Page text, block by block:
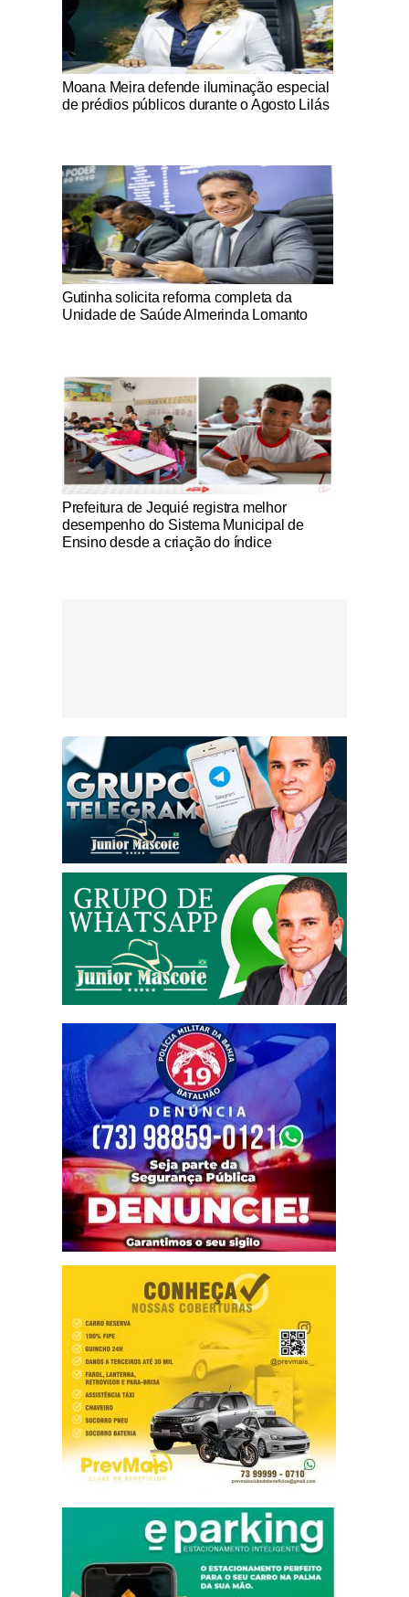
Notícias Católicas
Moana Meira defende iluminação especial
de prédios públicos durante o Agosto Lilás
Notícias Católicas
Gutinha solicita reforma completa da
Unidade de Saúde Almerinda Lomanto
Notícias Católicas
Prefeitura de Jequié registra melhor
desempenho do Sistema Municipal de
Ensino desde a criação do índice